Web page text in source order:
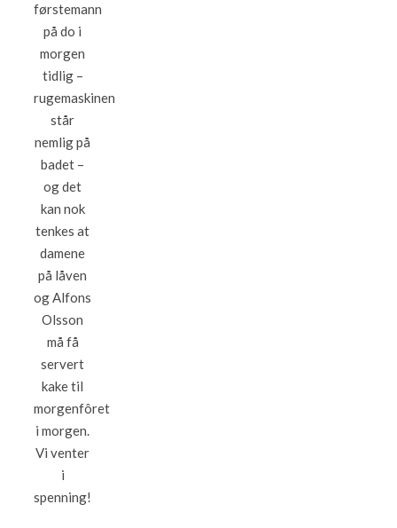
førstemann
på do i
morgen
tidlig –
rugemaskinen
står
nemlig på
badet –
og det
kan nok
tenkes at
damene
på låven
og Alfons
Olsson
må få
servert
kake til
morgenfôret
i morgen.
Vi venter
i
spenning!